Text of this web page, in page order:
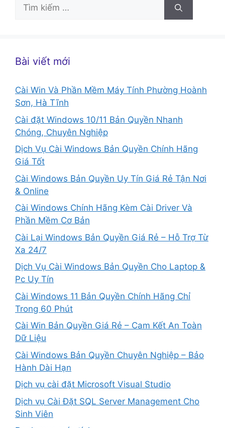
Bài viết mới
Cài Win Và Phần Mềm Máy Tính Phường Hoành
Sơn, Hà Tĩnh
Cài đặt Windows 10/11 Bản Quyền Nhanh
Chóng, Chuyên Nghiệp
Dịch Vụ Cài Windows Bản Quyền Chính Hãng
Giá Tốt
Cài Windows Bản Quyền Uy Tín Giá Rẻ Tận Nơi
& Online
Cài Windows Chính Hãng Kèm Cài Driver Và
Phần Mềm Cơ Bản
Cài Lại Windows Bản Quyền Giá Rẻ – Hỗ Trợ Từ
Xa 24/7
Dịch Vụ Cài Windows Bản Quyền Cho Laptop &
Pc Uy Tín
Cài Windows 11 Bản Quyền Chính Hãng Chỉ
Trong 60 Phút
Cài Win Bản Quyền Giá Rẻ – Cam Kết An Toàn
Dữ Liệu
Cài Windows Bản Quyền Chuyên Nghiệp – Bảo
Hành Dài Hạn
Dịch vụ cài đặt Microsoft Visual Studio
Dịch vụ Cài Đặt SQL Server Management Cho
Sinh Viên